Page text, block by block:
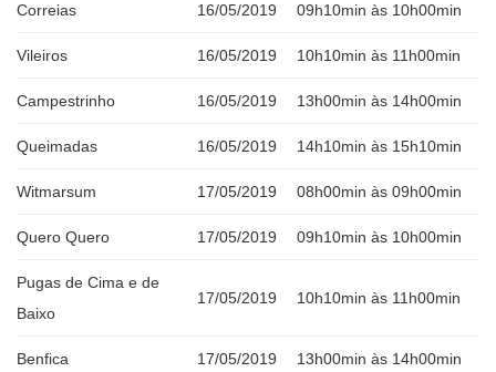
Correias 16/05/2019 09h10min às 10h00min
Vileiros 16/05/2019 10h10min às 11h00min
Campestrinho 16/05/2019 13h00min às 14h00min
Queimadas 16/05/2019 14h10min às 15h10min
Witmarsum 17/05/2019 08h00min às 09h00min
Quero Quero 17/05/2019 09h10min às 10h00min
Pugas de Cima e de
Baixo
17/05/2019 10h10min às 11h00min
Benfica 17/05/2019 13h00min às 14h00min